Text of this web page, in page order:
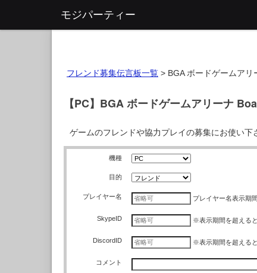
モジパーティー
フレンド募集伝言板一覧 > BGA ボードゲームア
【PC】BGA ボードゲームアリーナ
ゲームのフレンドや協力プレイの募集にお使い下
機種
目的
プレイヤー名 プレイヤー名表示期間
SkypeID ※表示期間を超える
DiscordID ※表示期間を超える
コメント